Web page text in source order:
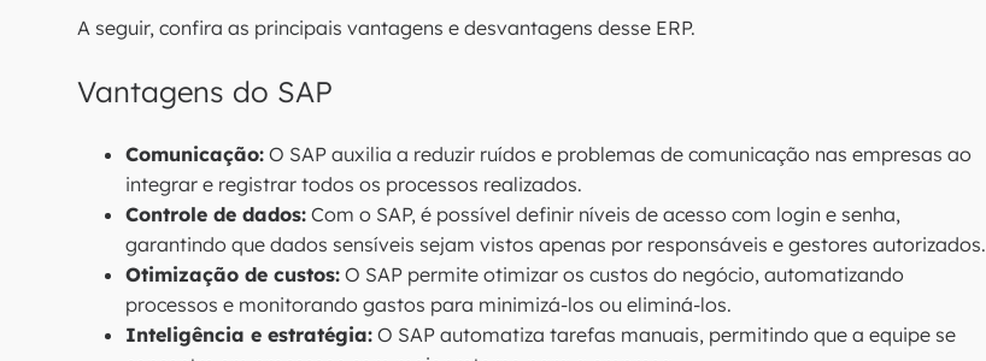
A seguir, confira as principais vantagens e desvantagens desse ERP.
Vantagens do SAP
Comunicação: O SAP auxilia a reduzir ruídos e problemas de comunicação nas empresas ao
integrar e registrar todos os processos realizados.
Controle de dados: Com o SAP, é possível definir níveis de acesso com login e senha,
garantindo que dados sensíveis sejam vistos apenas por responsáveis e gestores autorizados.
Otimização de custos: O SAP permite otimizar os custos do negócio, automatizando
processos e monitorando gastos para minimizá-los ou eliminá-los.
Inteligência e estratégia: O SAP automatiza tarefas manuais, permitindo que a equipe se